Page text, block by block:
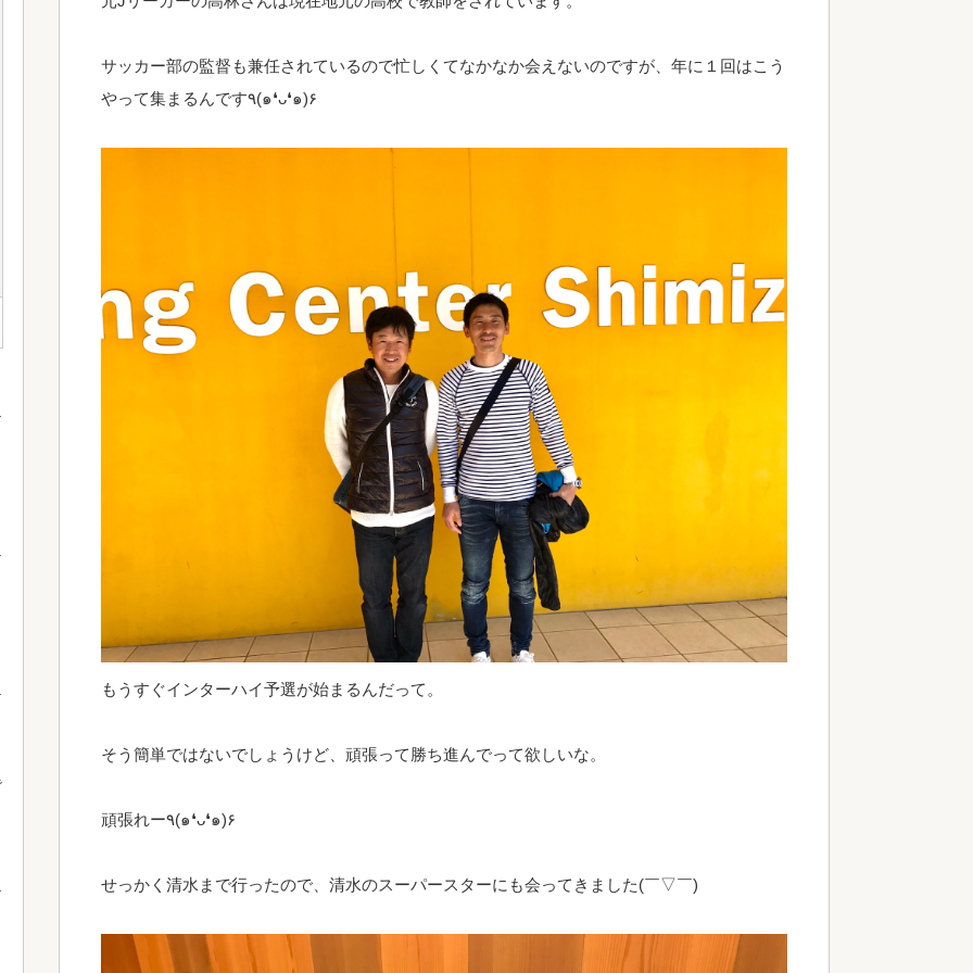
サッカー部の監督も兼任されているので忙しくてなかなか会えないのですが、年に１回はこう
やって集まるんです٩(๑❛ᴗ❛๑)۶
もうすぐインターハイ予選が始まるんだって。
そう簡単ではないでしょうけど、頑張って勝ち進んでって欲しいな。
頑張れー٩(๑❛ᴗ❛๑)۶
せっかく清水まで行ったので、清水のスーパースターにも会ってきました(￣▽￣)